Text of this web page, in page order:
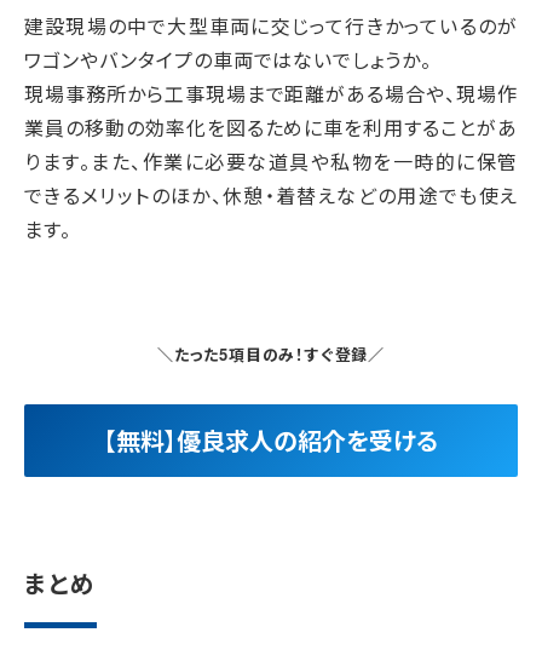
建設現場の中で大型車両に交じって行きかっているのが
ワゴンやバンタイプの車両ではないでしょうか。
現場事務所から工事現場まで距離がある場合や、現場作
業員の移動の効率化を図るために車を利用することがあ
ります。また、作業に必要な道具や私物を一時的に保管
できるメリットのほか、休憩・着替えなどの用途でも使え
ます。
＼たった5項目のみ！すぐ登録／
【無料】優良求人の紹介を受ける
まとめ